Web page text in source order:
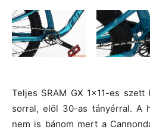
Teljes SRAM GX 1×11-es
sorral, elöl 30-as tányérral. A
nem is bánom mert a